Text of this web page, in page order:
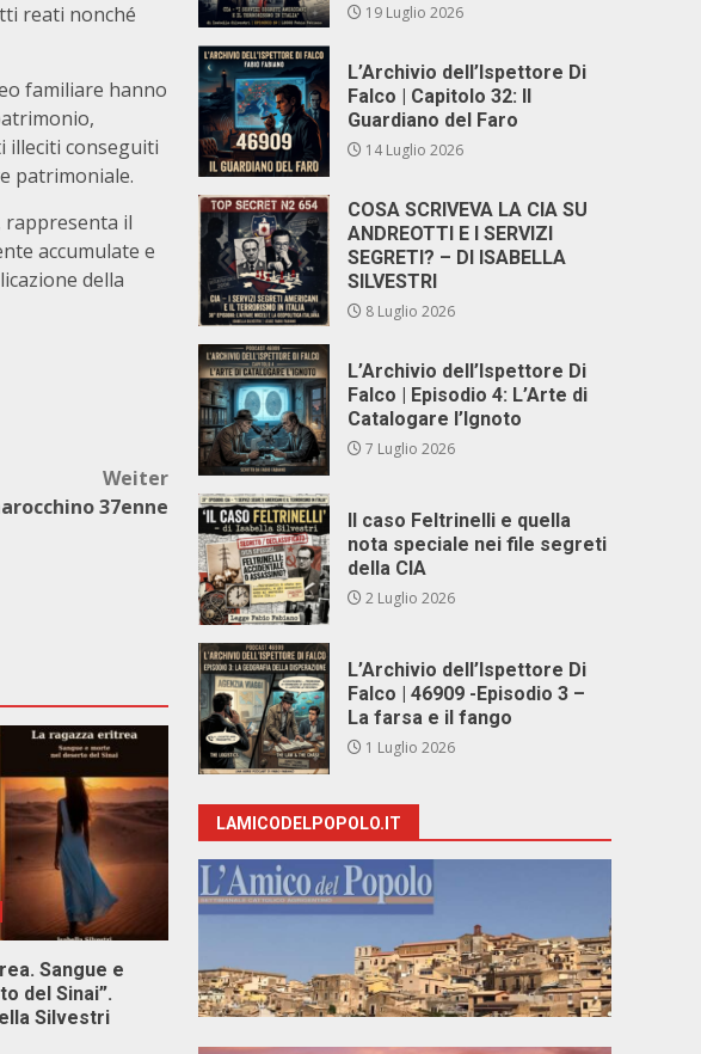
reati nonché
familiare hanno
illeciti conseguiti
patrimoniale.
rappresenta il
accumulate e
della
Weiter
37enne
Sangue e
del Sinai”.
Silvestri
19 Luglio 2026
L’Archivio dell’Ispettore Di
Falco | Capitolo 32: Il
Guardiano del Faro
14 Luglio 2026
COSA SCRIVEVA LA CIA SU
ANDREOTTI E I SERVIZI
SEGRETI? – DI ISABELLA
SILVESTRI
8 Luglio 2026
L’Archivio dell’Ispettore Di
Falco | Episodio 4: L’Arte di
Catalogare l’Ignoto
7 Luglio 2026
Il caso Feltrinelli e quella
nota speciale nei file segreti
della CIA
2 Luglio 2026
L’Archivio dell’Ispettore Di
Falco | 46909 -Episodio 3 –
La farsa e il fango
1 Luglio 2026
LAMICODELPOPOLO.IT